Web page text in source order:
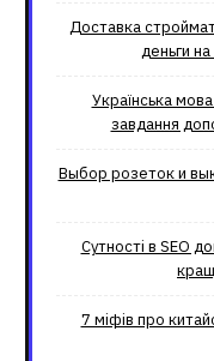
Доставка
деньги
Українська
завдання
Выбор розеток и
Сутності в SEO
7 міфів про